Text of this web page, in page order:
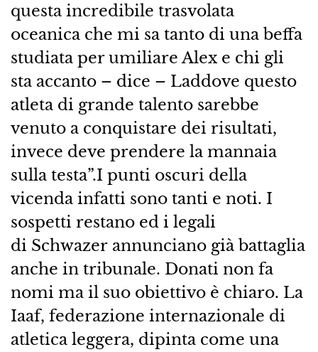
questa incredibile trasvolata
oceanica che mi sa tanto di una beffa
studiata per umiliare Alex e chi gli
sta accanto – dice – Laddove questo
atleta di grande talento sarebbe
venuto a conquistare dei risultati,
invece deve prendere la mannaia
sulla testa”.I punti oscuri della
vicenda infatti sono tanti e noti. I
sospetti restano ed i legali
di Schwazer annunciano già battaglia
anche in tribunale. Donati non fa
nomi ma il suo obiettivo è chiaro. La
Iaaf, federazione internazionale di
atletica leggera, dipinta come una